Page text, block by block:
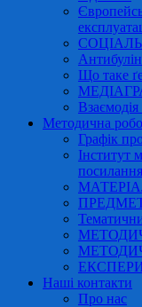
Що таке
Взаємодія
Методична
Графік
Інститут
Наші контакти
Про нас